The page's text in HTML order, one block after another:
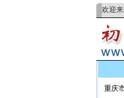
欢迎
重庆